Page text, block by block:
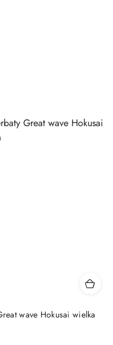
wave Hokusai wielka